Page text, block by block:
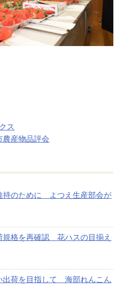
ス
農産物品評会
持のために よつえ生産部会が
規格を再確認 花ハスの目揃え
出荷を目指して 海部れんこん